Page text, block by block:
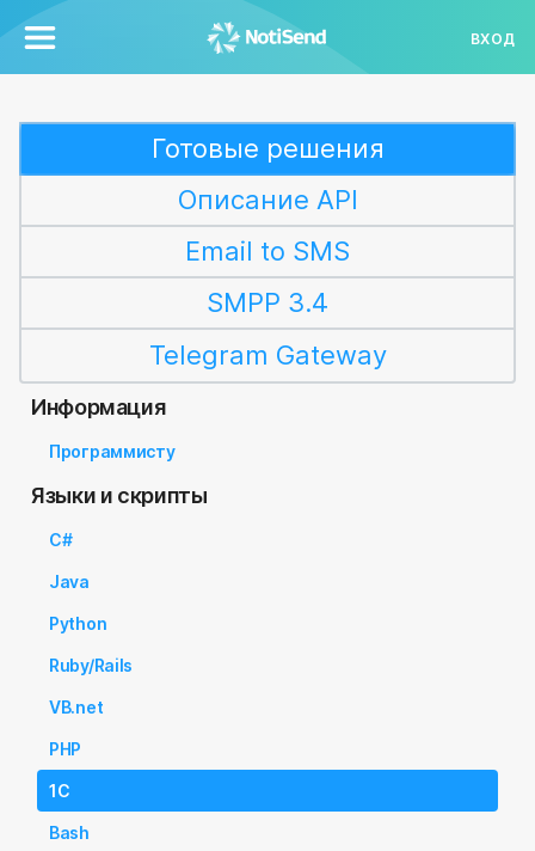
ВХОД
Готовые решения
Описание API
Email to SMS
SMPP 3.4
Telegram Gateway
Информация
Программисту
Языки и скрипты
C#
Java
Python
Ruby/Rails
VB.net
PHP
1C
Bash